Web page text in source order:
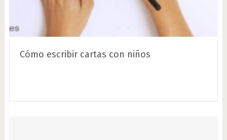
Cómo escribir cartas con niños